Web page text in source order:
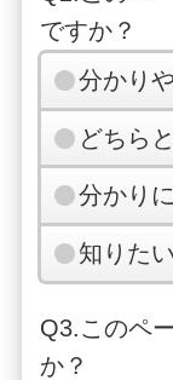
ですか？
分かり
どちら
分かり
知りた
Q3.このペ
か？